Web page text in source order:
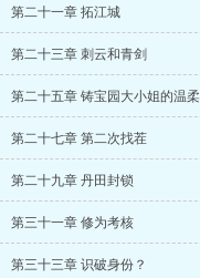
第二十一章 拓江城
第二十三章 刺云和青剑
第二十五章 铸宝园大小姐的温柔
第二十七章 第二次找茬
第二十九章 丹田封锁
第三十一章 修为考核
第三十三章 识破身份？